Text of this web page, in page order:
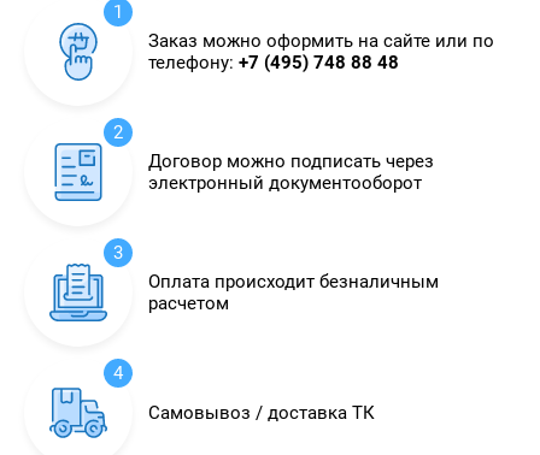
1
Заказ можно оформить на сайте или по
телефону: +7 (495) 748 88 48
2
Договор можно подписать через
электронный документооборот
3
Оплата происходит безналичным
расчетом
4
Самовывоз / доставка ТК